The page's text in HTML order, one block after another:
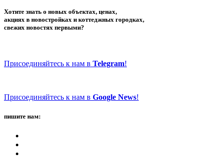
Хотите знать о новых объектах, ценах,
акциях в новостройках и коттеджных городках,
свежих новостях первыми?
Присоединяйтесь к нам в Telegram!
Присоединяйтесь к нам в Google News!
пишите нам: